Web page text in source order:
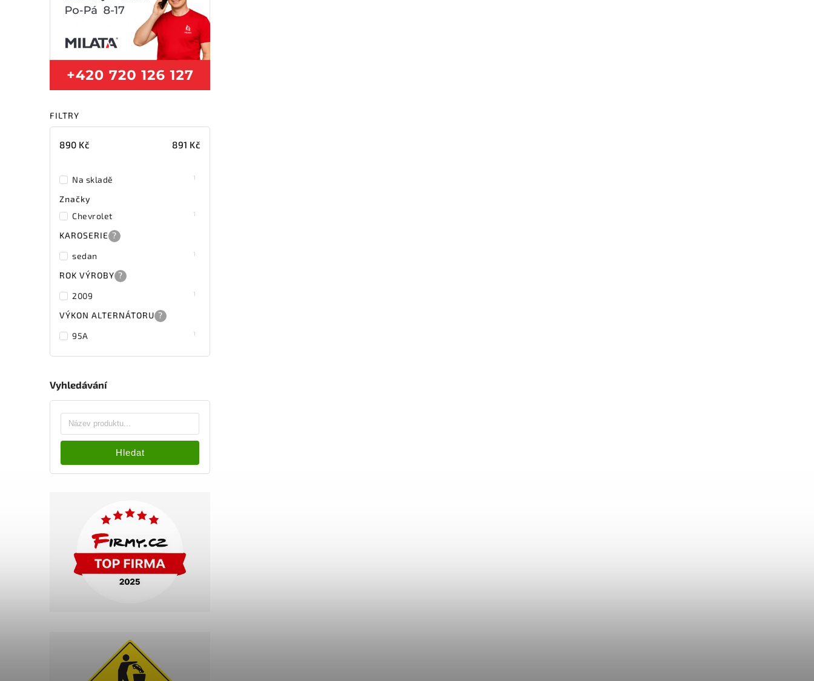
FILTRY
890 Kč 891 Kč
Na skladě 1
Značky
Chevrolet
1
KAROSERIE ?
sedan
1
ROK VÝROBY ?
2009
1
VÝKON ALTERNÁTORU ?
95A
1
Vyhledávání
Hledat